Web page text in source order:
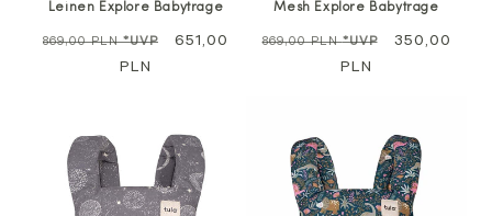
Leinen Explore Babytrage
Regulärer
869,00 PLN*UVP Sale
651,00
PLN
Mesh Explore Babytrage
Regulärer
869,00 PLN*UVP Sale
350,00
PLN